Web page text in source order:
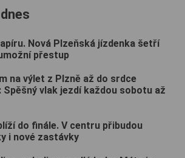
Nová Plzeňská jízdenka šetří
přestup
na výlet z Plzně až do srdce
Spěšný vlak jezdí každou sobotu až
do finále. V centru přibudou
i nové zastávky